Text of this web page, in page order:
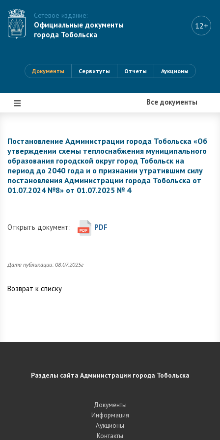
Сетевое издание:
Официальные документы
города Тобольска
12+
Документы Сервитуты Отчеты Аукционы
Все документы
|||
Постановление Администрации города Тобольска «Об
утверждении схемы теплоснабжения муниципального
образования городской округ город Тобольск на
период до 2040 года и о признании утратившим силу
постановления Администрации города Тобольска от
01.07.2024 №8» от 01.07.2025 № 4
Открыть документ: PDF
Дата публикации: 08.07.2025г
Возврат к списку
Разделы сайта Администрации города Тобольска
Документы
Информация
Аукционы
Контакты